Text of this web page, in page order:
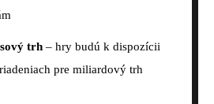
trh – hry budú k dispozícii
pre miliardový trh